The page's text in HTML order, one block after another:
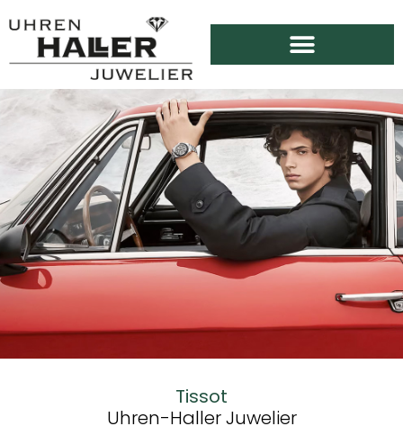
Tissot
Uhren-Haller Juwelier